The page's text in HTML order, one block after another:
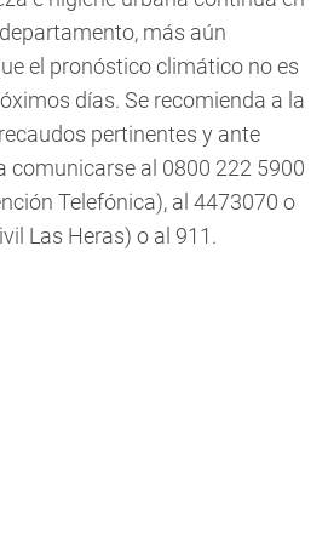
más aún
el pronóstico climático no es
días. Se recomienda a la
pertinentes y ante
comunicarse al 0800 222 5900
Telefónica), al 4473070 o
Las Heras) o al 911.